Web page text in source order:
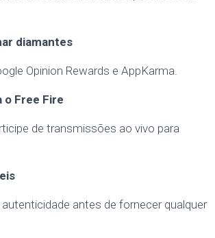
diamantes
Opinion Rewards e AppKarma.
o Free Fire
de transmissões ao vivo para
antes de fornecer qualquer